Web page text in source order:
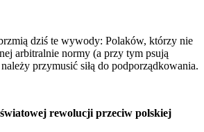
dziś te wywody: Polaków, którzy nie
arbitralnie normy (a przy tym psują
przymusić siłą do podporządkowania.
rewolucji przeciw polskiej